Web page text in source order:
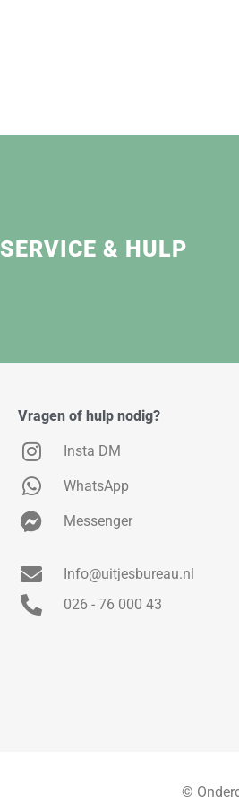
SERVICE & HULP
Vragen of hulp nodig?
Insta DM
WhatsApp
Messenger
Info@uitjesbureau.nl
026 - 76 000 43
©